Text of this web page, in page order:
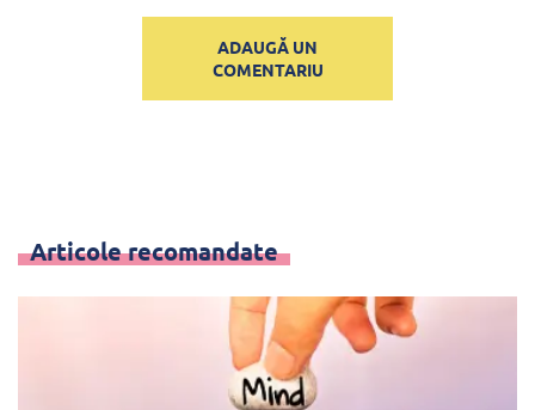
ADAUGĂ UN
COMENTARIU
Articole recomandate